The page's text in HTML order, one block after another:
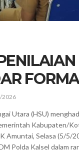
2026
Utara (HSU)
Kabupaten/
Amuntai, Selasa (5/5/
Polda Kalsel dalam